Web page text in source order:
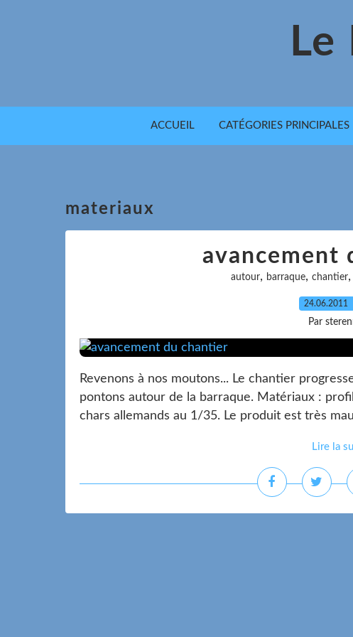
ACCUEIL CATÉGORIES PRINCIPALES
materiaux
avancement
autour, barraque, chantier,
24.06.2011
Par
Revenons à nos moutons... Le chantier
pontons autour de la barraque. Matériaux :
chars allemands au 1/35. Le produit est très
Lire la